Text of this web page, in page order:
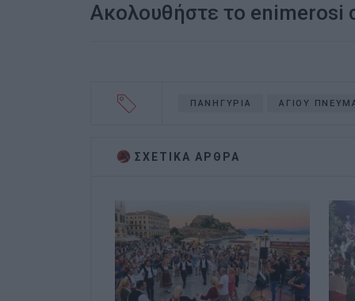
Ακολουθήστε το enimerosi
ΠΑΝΗΓΥΡΙΑ ΑΓΙΟΥ
ΣΧΕΤΙΚA AΡΘΡΑ